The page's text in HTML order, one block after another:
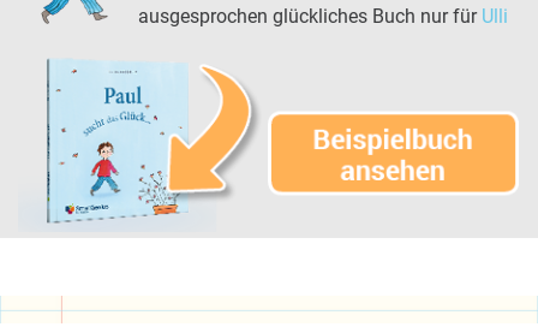
ausgesprochen glückliches Buch nur für Ulli